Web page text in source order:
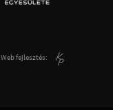
Web fejlesztés: